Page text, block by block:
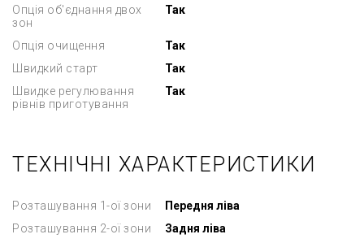
Опція об'єднання двох
зон
Так
Опція очищення
Так
Швидкий старт
Так
Швидке регулювання
рівнів приготування
Так
ТЕХНІЧНІ ХАРАКТЕРИСТИКИ
Розташування 1-ої зони
Передня ліва
Розташування 2-ої зони
Задня ліва